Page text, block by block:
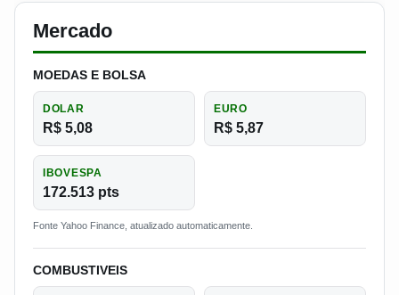
Mercado
MOEDAS E BOLSA
DOLAR
R$ 5,08
EURO
R$ 5,87
IBOVESPA
172.513 pts
Fonte Yahoo Finance, atualizado automaticamente.
COMBUSTIVEIS